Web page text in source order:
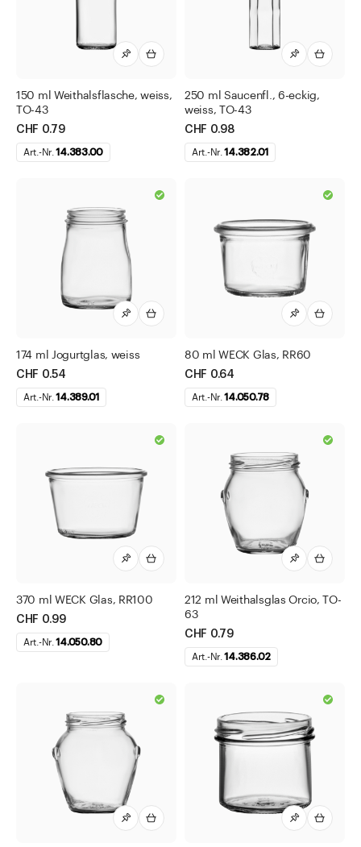
150 ml Weithalsflasche, weiss,
TO-43
CHF 0.79
Art.-Nr.14.383.00
250 ml Saucenfl., 6-eckig,
weiss, TO-43
CHF 0.98
Art.-Nr.14.382.01
174 ml Jogurtglas, weiss
CHF 0.54
Art.-Nr.14.389.01
80 ml WECK Glas, RR60
CHF 0.64
Art.-Nr.14.050.78
370 ml WECK Glas, RR100
CHF 0.99
Art.-Nr.14.050.80
212 ml Weithalsglas Orcio, TO-
63
CHF 0.79
Art.-Nr.14.386.02